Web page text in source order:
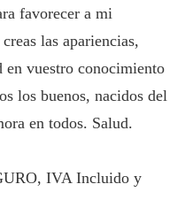
favorecer a mi
las apariencias,
vuestro conocimiento
los buenos, nacidos del
en todos. Salud.
IVA Incluido y